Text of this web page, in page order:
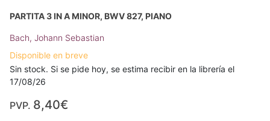
PARTITA 3 IN A MINOR, BWV 827, PIANO
Bach, Johann Sebastian
Disponible en breve
Sin stock. Si se pide hoy, se estima recibir en la librería el
17/08/26
PVP. 8,40€